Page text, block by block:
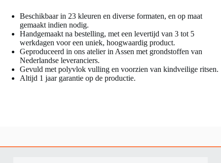
Beschikbaar in 23 kleuren en diverse formaten, en op maat
gemaakt indien nodig.
Handgemaakt na bestelling, met een levertijd van 3 tot 5
werkdagen voor een uniek, hoogwaardig product.
Geproduceerd in ons atelier in Assen met grondstoffen van
Nederlandse leveranciers.
Gevuld met polyvlok vulling en voorzien van kindveilige ritsen.
Altijd 1 jaar garantie op de productie.